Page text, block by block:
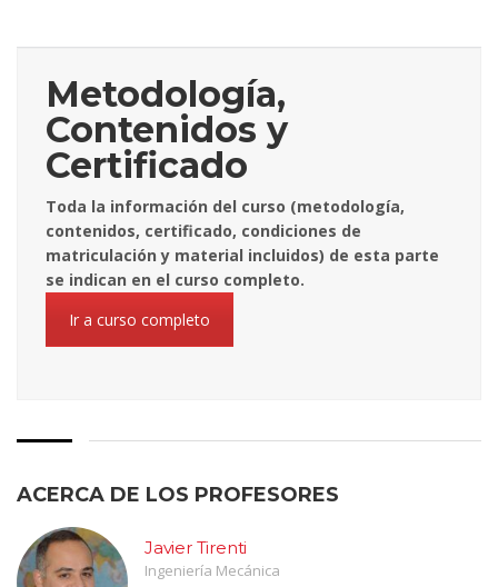
Metodología,
Contenidos y
Certificado
Toda la información del curso (metodología,
contenidos, certificado, condiciones de
matriculación y material incluidos) de esta parte
se indican en el curso completo.
Ir a curso completo
ACERCA DE LOS PROFESORES
Javier Tirenti
Ingeniería Mecánica